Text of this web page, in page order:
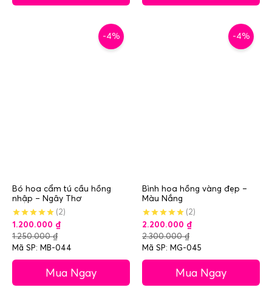
-4%
Bó hoa cẩm tú cầu hồng
nhập – Ngây Thơ
(2)
1.200.000 ₫
1.250.000₫
Mã SP: MB-044
Mua Ngay
-4%
Bình hoa hồng vàng đẹp –
Màu Nắng
(2)
2.200.000 ₫
2.300.000₫
Mã SP: MG-045
Mua Ngay